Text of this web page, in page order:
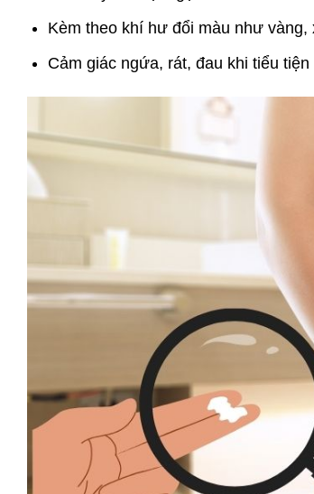
Kèm theo khí hư đổi màu như vàng,
Cảm giác ngứa, rát, đau khi tiểu